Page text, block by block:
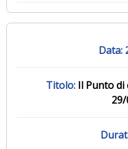
Il Punto di